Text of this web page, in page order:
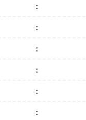
:
:
:
:
:
: